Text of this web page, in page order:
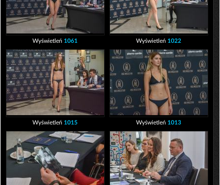
Wyświetleń 1061 Wyświetleń 1022
Wyświetleń 1015 Wyświetleń 1013